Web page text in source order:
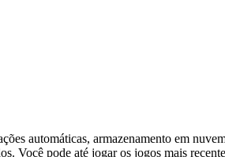
automáticas, armazenamento em
Você pode até jogar os jogos mais